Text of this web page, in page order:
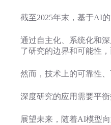
截至2025年末，基于AI
通过自主化、系统化和
了研究的边界和可能性
然而，技术上的可靠性
深度研究的应用需要平
展望未来，随着AI模型